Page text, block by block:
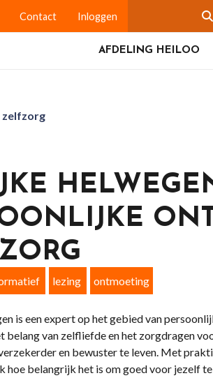
Contact Inloggen
AFDELING HEILOO
zelfzorg
lezing ontmoeting
is een expert op het gebied van
belang van zelfliefde en het zorgdragen
en bewuster te leven. Met
hoe belangrijk het is om goed voor jezelf